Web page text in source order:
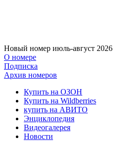
Новый номер июль-август 2026
О номере
Подписка
Архив номеров
Купить на ОЗОН
Купить на Wildberries
купить на АВИТО
Энциклопедия
Видеогалерея
Новости